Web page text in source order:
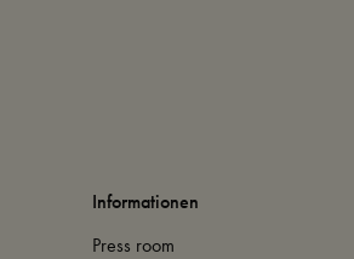
Informationen
Press room